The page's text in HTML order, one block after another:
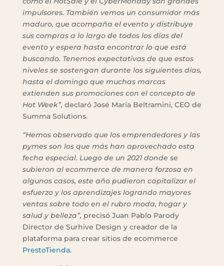
impulsores. También vemos un consumidor más
maduro, que acompaña el evento y distribuye
sus compras a lo largo de todos los días del
evento y espera hasta encontrar lo que está
buscando. Tenemos expectativas de que estos
niveles se sostengan durante los siguientes días,
hasta el domingo que muchas marcas
extienden sus promociones con el concepto de
Hot Week”, declaró José María Beltramini, CEO de
Summa Solutions.
“Hemos observado que los emprendedores y las
pymes son los que más han aprovechado esta
fecha especial. Luego de un 2021 donde se
subieron al ecommerce de manera forzosa en
algunos casos, este año pudieron capitalizar el
esfuerzo y los aprendizajes logrando mayores
ventas sobre todo en el rubro moda, hogar y
salud y belleza”, precisó Juan Pablo Parody
Director de Surhive Design y creador de la
plataforma para crear sitios de ecommerce
PrestoTienda.